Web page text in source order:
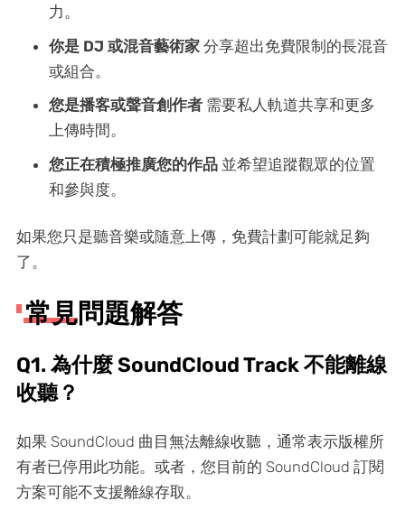
力。
你是 DJ 或混音藝術家分享超出免費限制的長混音
或組合。
您是播客或聲音創作者需要私人軌道共享和更多
上傳時間。
您正在積極推廣您的作品並希望追蹤觀眾的位置
和參與度。
如果您只是聽音樂或隨意上傳，免費計劃可能就足夠
了。
常見問題解答
Q1. 為什麼 SoundCloud Track 不能離線
收聽？
如果 SoundCloud 曲目無法離線收聽，通常表示版權所
有者已停用此功能。或者，您目前的 SoundCloud 訂閱
方案可能不支援離線存取。